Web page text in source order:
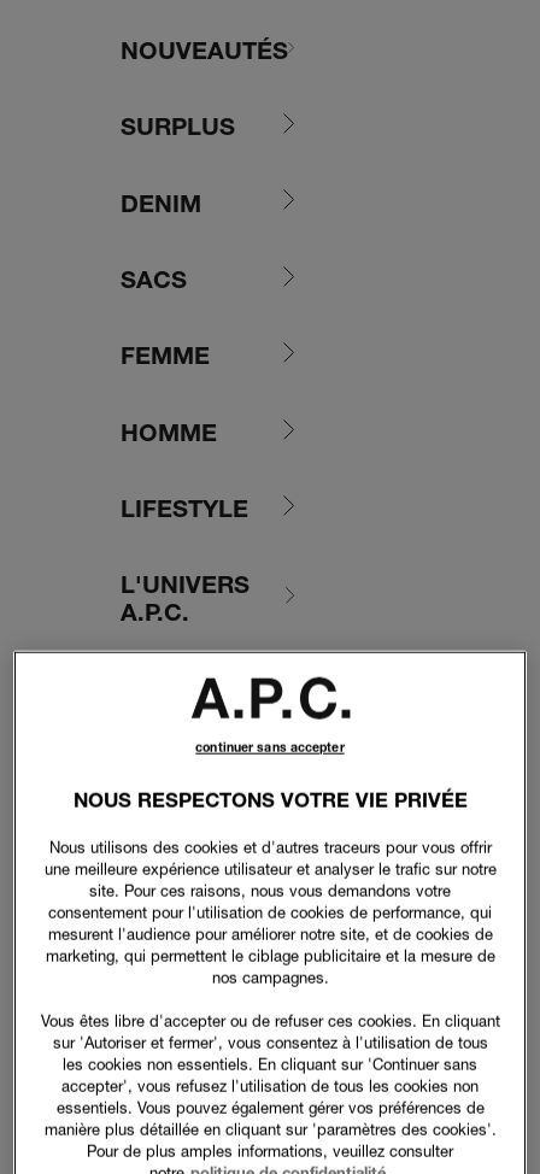
NOUVEAUTÉS
SURPLUS
DENIM
SACS
FEMME
HOMME
LIFESTYLE
L'UNIVERS
A.P.C.
NOUS RESPECTONS VOTRE VIE PRIVÉE
Nous utilisons des cookies et d'autres traceurs pour vous offrir
une meilleure expérience utilisateur et analyser le trafic sur notre
site. Pour ces raisons, nous vous demandons votre
consentement pour l'utilisation de cookies de performance, qui
mesurent l'audience pour améliorer notre site, et de cookies de
marketing, qui permettent le ciblage publicitaire et la mesure de
nos campagnes.
Vous êtes libre d'accepter ou de refuser ces cookies. En cliquant
sur 'Autoriser et fermer', vous consentez à l'utilisation de tous
les cookies non essentiels. En cliquant sur 'Continuer sans
accepter', vous refusez l'utilisation de tous les cookies non
essentiels. Vous pouvez également gérer vos préférences de
manière plus détaillée en cliquant sur 'paramètres des cookies'.
Pour de plus amples informations, veuillez consulter
continuer sans accepter